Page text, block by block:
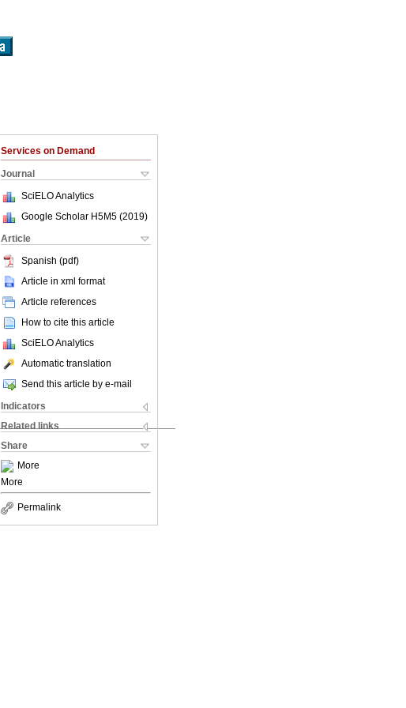
Services on Demand
Journal
SciELO Analytics
Google Scholar H5M5 (2019)
Article
Spanish (pdf)
Article in xml format
Article references
How to cite this article
SciELO Analytics
Automatic translation
Send this article by e-mail
Indicators
Related links
Share
More
More
Permalink